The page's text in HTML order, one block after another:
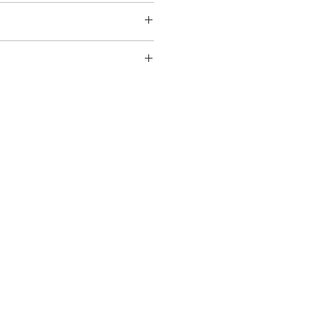
竹は切断できません。
る場合は専用の砥石・シャープ
お願いします。 ※鋏に適した砥
are designed for general
branches,roses,flower and
and sharpened using